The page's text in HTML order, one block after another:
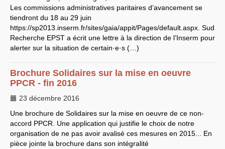
CNRS-INRIA
Archives diverses
Archives temporaires
Affaires en cours ou pour
mémoire
Accès aux moyens
Concours interne
DGG
Evaluation des Ingénieurs
SIRHUS- Dossier
Suppléments familial de
traitement
Plate-forme revendicative
Références, utilitaires,etc.
Les commissions administratives paritaires d’avancement se
tiendront du 18 au 29 juin
https://sp2013.inserm.fr/sites/gaia/appit/Pages/default.aspx. Sud
Recherche EPST a écrit une lettre à la direction de l’Inserm pour
alerter sur la situation de certain·e·s (…)
Brochure Solidaires sur la mise en oeuvre
PPCR - fin 2016
23 décembre 2016
Une brochure de Solidaires sur la mise en oeuvre de ce non-
accord PPCR . Une application qui justifie le choix de notre
organisation de ne pas avoir avalisé ces mesures en 2015... En
pièce jointe la brochure dans son intégralité